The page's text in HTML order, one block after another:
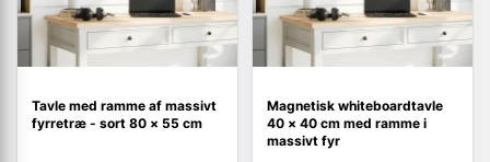
Tavle med ramme af massivt
fyrretræ - sort 80 × 55 cm
Magnetisk whiteboardtavle
40 × 40 cm med ramme i
massivt fyr